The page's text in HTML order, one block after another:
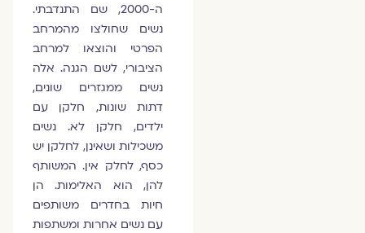
ה-2000, שם התנדבתי.
נשים שחולצו מהמרחב
הפרטי והוצאו למרחב
הציבורי, לשם הגנה. אלה
נשים ממגזרים שונים,
דתות שונות, חלקן עם
ילדים, חלקן לא. נשים
משכילות ושאינן, לחלקן יש
כסף, לחלק אין. המשותף
להן, הוא האלימות. הן
חיות בחדרים משותפים
עם נשים אחרות ומשתפות